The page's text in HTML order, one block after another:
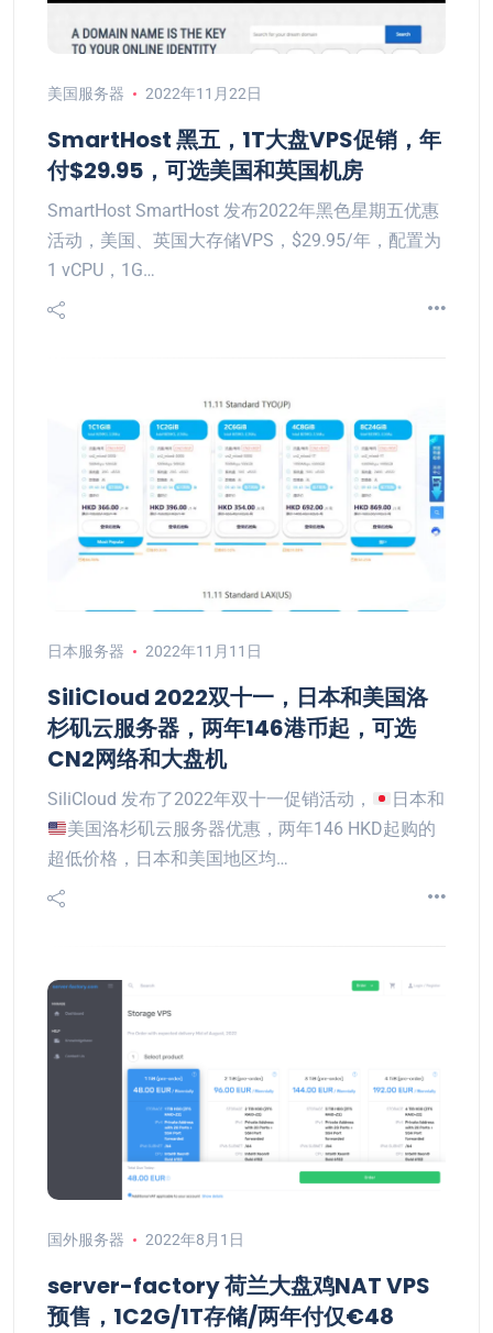
美国服务器 2022年11月22日
SmartHost 黑五，1T大盘VPS促销，年
付$29.95，可选美国和英国机房
SmartHost SmartHost 发布2022年黑色星期五优惠
活动，美国、英国大存储VPS，$29.95/年，配置为
1 vCPU，1G…
日本服务器 2022年11月11日
SiliCloud 2022双十一，日本和美国洛
杉矶云服务器，两年146港币起，可选
CN2网络和大盘机
SiliCloud 发布了2022年双十一促销活动，
日本和
美国洛杉矶云服务器优惠，两年146 HKD起购的
超低价格，日本和美国地区均…
国外服务器 2022年8月1日
server-factory 荷兰大盘鸡NAT VPS
预售，1C2G/1T存储/两年付仅€48